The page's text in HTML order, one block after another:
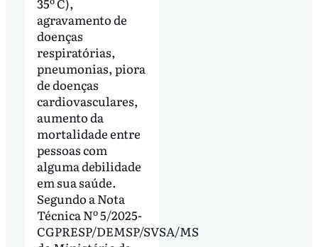
agravamento de
doenças
respiratórias,
pneumonias, piora
de doenças
cardiovasculares,
aumento da
mortalidade entre
pessoas com
alguma debilidade
em sua saúde.
Segundo a Nota
Técnica Nº 5/2025-
CGPRESP/DEMSP/SVSA/MS